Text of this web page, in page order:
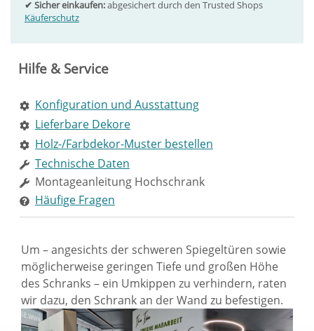
Um – angesichts der schweren Spiegeltüren sowie
möglicherweise geringen Tiefe und großen Höhe
des Schranks – ein Umkippen zu verhindern, raten
wir dazu, den Schrank an der Wand zu befestigen.
Sie haben gelesen: Flurschrank mit Spiegeltüren kaufen
Hilfe & Service
Konfiguration und Ausstattung
Lieferbare Dekore
Holz-/Farbdekor-Muster bestellen
Technische Daten
Montageanleitung Hochschrank
Häufige Fragen
✔ Sicher einkaufen:abgesichert durch den Trusted Shops
Käuferschutz